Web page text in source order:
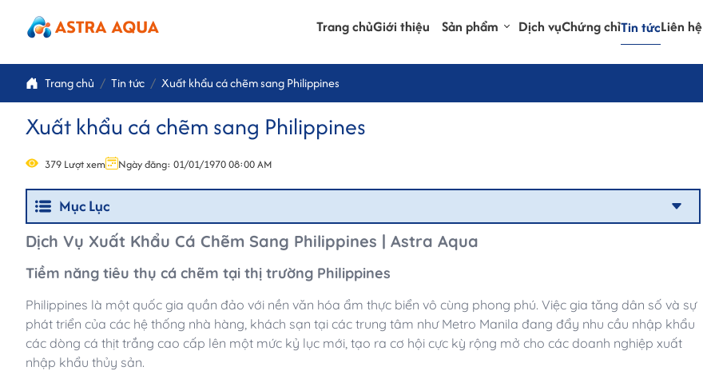
Trang chủGiới thiệu Sản phẩm Dịch vụChứng chỉTin tứcLiên hệ
Trang chủ Tin tức Xuất khẩu cá chẽm sang Philippines
Xuất khẩu cá chẽm sang Philippines
379 Lượt xem Ngày đăng: 01/01/1970 08:00 AM
Mục Lục
Dịch Vụ Xuất Khẩu Cá Chẽm Sang Philippines | Astra Aqua
Tiềm năng tiêu thụ cá chẽm tại thị trường Philippines
Philippines là một quốc gia quần đảo với nền văn hóa ẩm thực biển vô cùng phong phú. Việc gia tăng dân số và sự
phát triển của các hệ thống nhà hàng, khách sạn tại các trung tâm như Metro Manila đang đẩy nhu cầu nhập khẩu
các dòng cá thịt trắng cao cấp lên một mức kỷ lục mới, tạo ra cơ hội cực kỳ rộng mở cho các doanh nghiệp xuất
nhập khẩu thủy sản.